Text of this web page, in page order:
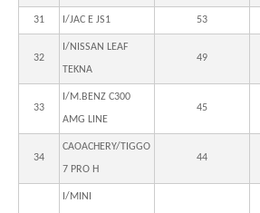
31 I/JAC E JS1 53
32
I/NISSAN LEAF
TEKNA
49
33
I/M.BENZ C300
AMG LINE
45
34
CAOACHERY/TIGGO
7 PRO H
44
I/MINI